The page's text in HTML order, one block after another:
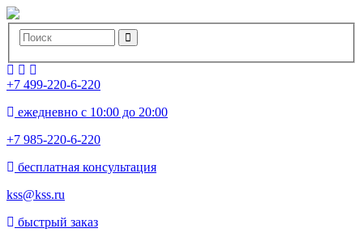
+7 499-220-6-220
ежедневно с 10:00 до 20:00
+7 985-220-6-220
бесплатная консультация
kss@kss.ru
быстрый заказ